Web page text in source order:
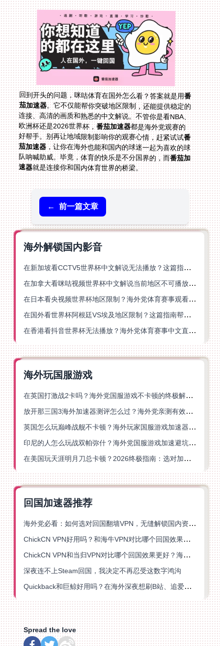
回到开头的问题，咪咕体育在国外怎么看？答案就是用番
茄加速器。它不仅能帮你突破地区限制，还能提供稳定的
连接、高清的画质和熟悉的中文解说。不管你是看NBA、
欧洲杯还是2026世界杯，番茄加速器都是海外党观赛的
好帮手。别再让地域限制影响你的观赛心情，赶紧试试番
茄加速器，让你在海外也能和国内的球迷一起为喜欢的球
队呐喊助威。毕竟，体育的快乐是不分国界的，而番茄加
速器就是连接你和国内体育世界的桥梁。
← 前一篇文章
海外解锁国内影音
在新加坡看CCTV5世界杯中文解说无法播放？这篇指南帮你解锁海外体育直播自由
在加拿大看咪咕视频世界杯中文解说当前地区不可播放？这篇指南帮你一键解决
在日本看央视频世界杯地区限制？海外党体育赛事观看终极指南
在国外看世界杯阿根廷VS埃及地区限制？这篇指南帮你搞定中文直播+解说
在香港看抖音世界杯无法播放？海外党体育赛事中文直播终极指南
海外玩国服游戏
在英国打激战2卡吗？海外党国服游戏不卡顿的终极解决方案
放开那三国3海外加速器测评怎么过？海外党亲测有效的国服游戏加速指南
英国怎么玩巅峰战舰不卡顿？海外玩家国服游戏加速器终极指南
印尼的人怎么玩战双帕弥什？海外党国服游戏加速避坑指南
在美国玩天涯明月刀总卡顿？2026终极指南：选对加速器让你丝滑连招
回国加速器推荐
海外党必看：如何选对回国翻墙VPN，无缝解锁国内资源？
ChickCN VPN好用吗？和海牛VPN对比哪个回国效果更好？
ChickCN VPN和当归VPN对比哪个回国效果更好？海外党亲测后选了它
深夜连不上Steam回国，我决定不再忍受这数字鸿沟
Quickback和巨鲸好用吗？在海外深夜想刷B站、追爱奇艺的你，或许正需要这份答案
Spread the love